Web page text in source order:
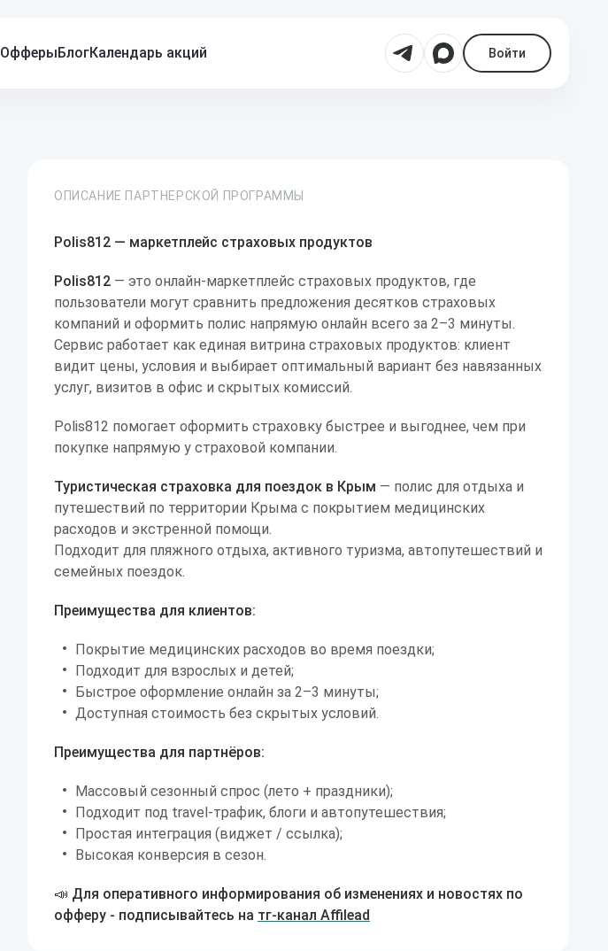
ОфферыБлогКалендарь акций Войти
ОПИСАНИЕ ПАРТНЕРСКОЙ ПРОГРАММЫ
Polis812 — маркетплейс страховых продуктов
Polis812 — это онлайн-маркетплейс страховых продуктов, где
пользователи могут сравнить предложения десятков страховых
компаний и оформить полис напрямую онлайн всего за 2–3 минуты.
Сервис работает как единая витрина страховых продуктов: клиент
видит цены, условия и выбирает оптимальный вариант без навязанных
услуг, визитов в офис и скрытых комиссий.
Polis812 помогает оформить страховку быстрее и выгоднее, чем при
покупке напрямую у страховой компании.
Туристическая страховка для поездок в Крым — полис для отдыха и
путешествий по территории Крыма с покрытием медицинских
расходов и экстренной помощи.
Подходит для пляжного отдыха, активного туризма, автопутешествий и
семейных поездок.
Преимущества для клиентов:
Покрытие медицинских расходов во время поездки;
Подходит для взрослых и детей;
Быстрое оформление онлайн за 2–3 минуты;
Доступная стоимость без скрытых условий.
Преимущества для партнёров:
Массовый сезонный спрос (лето + праздники);
Подходит под travel-трафик, блоги и автопутешествия;
Простая интеграция (виджет / ссылка);
Высокая конверсия в сезон.
📣 Для оперативного информирования об изменениях и новостях по
офферу - подписывайтесь на тг-канал Affilead